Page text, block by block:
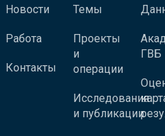
Новости
Работа
Контакты
Темы
Проекты
и
операции
Исследования
и публикации
ГВБ